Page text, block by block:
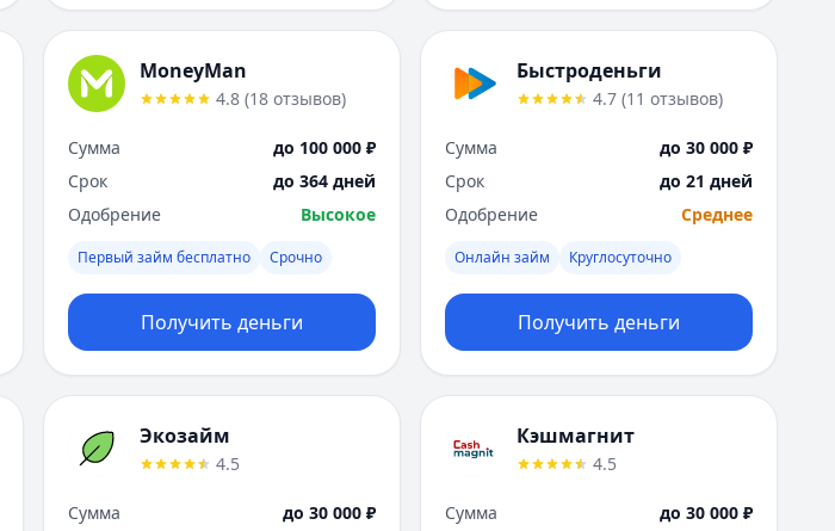
MoneyMan
4.8 (18 отзывов)
Сумма
до 100 000 ₽
Срок
до 364 дней
Одобрение
Высокое
Первый займ бесплатно Срочно
Получить деньги
Быстроденьги
4.7 (11 отзывов)
Сумма
до 30 000 ₽
Срок
до 21 дней
Одобрение
Среднее
Онлайн займ Круглосуточно
Получить деньги
Экозайм
4.5
Сумма до 30 000 ₽
Кэшмагнит
4.5
Сумма до 30 000 ₽